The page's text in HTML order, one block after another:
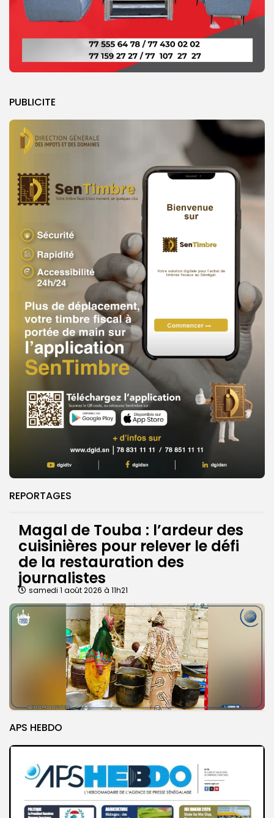
PUBLICITE
REPORTAGES
Magal de Touba : l’ardeur des
cuisinières pour relever le défi
de la restauration des
journalistes
samedi 1 août 2026 à 11h21
APS HEBDO